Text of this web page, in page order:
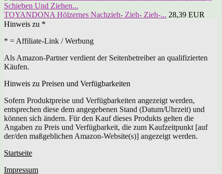
TOYANDONA Hölzernes Nachzieh- Zieh- Zieh-... 28,39 EUR
Hinweis zu *
* = Affiliate-Link / Werbung
Als Amazon-Partner verdient der Seitenbetreiber an qualifizierten
Käufen.
Hinweis zu Preisen und Verfügbarkeiten
Sofern Produktpreise und Verfügbarkeiten angezeigt werden,
entsprechen diese dem angegebenen Stand (Datum/Uhrzeit) und
können sich ändern. Für den Kauf dieses Produkts gelten die
Angaben zu Preis und Verfügbarkeit, die zum Kaufzeitpunkt [auf
der/den maßgeblichen Amazon-Website(s)] angezeigt werden.
Startseite
Impressum